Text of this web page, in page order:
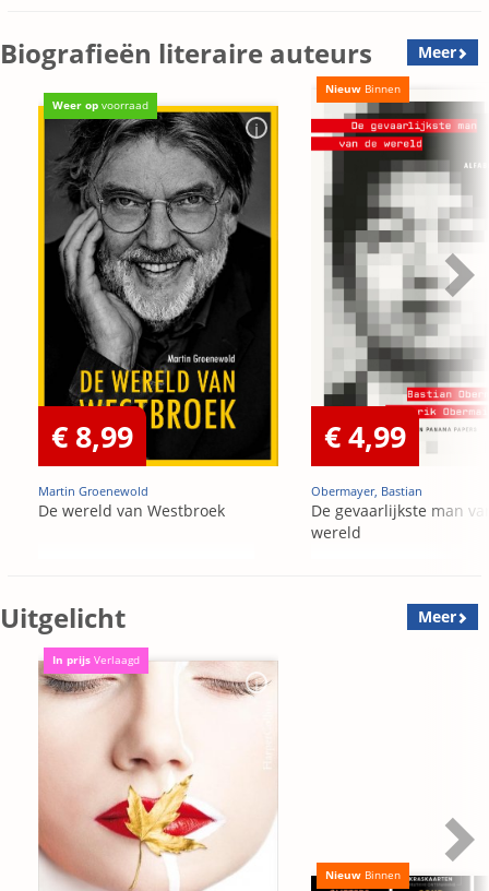
Biografieën literaire auteurs Meer
Weer op voorraad
€ 8,99
Martin Groenewold
De wereld van Westbroek
Nieuw Binnen
€ 4,99
Obermayer, Bastian
De gevaarlijkste man
wereld
Uitgelicht Meer
In prijs Verlaagd
Nieuw Binnen